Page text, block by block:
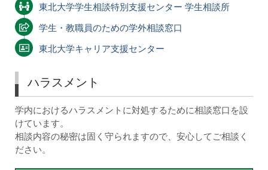
東北大学学生相談特別支援センター 学生相談所
学生・教職員のための学外相談窓口
東北大学キャリア支援センター
ハラスメント
学内におけるハラスメントに対処するために相談窓口を設
けています。
相談内容の秘密は固く守られますので、安心してご相談く
ださい。